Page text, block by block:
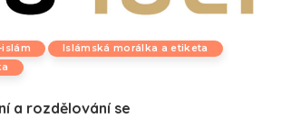
islám
Islámská morálka a etiketa
a rozdělování se